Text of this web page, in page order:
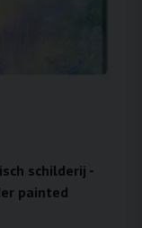
schilderij -
painted